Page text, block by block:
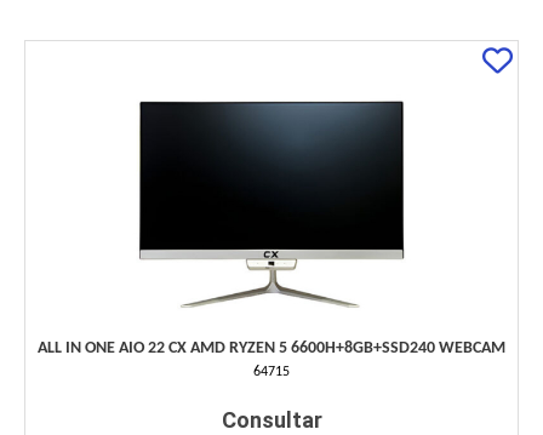
ALL IN ONE AIO 22 CX AMD RYZEN 5 6600H+8GB+SSD240 WEBCAM
64715
Consultar